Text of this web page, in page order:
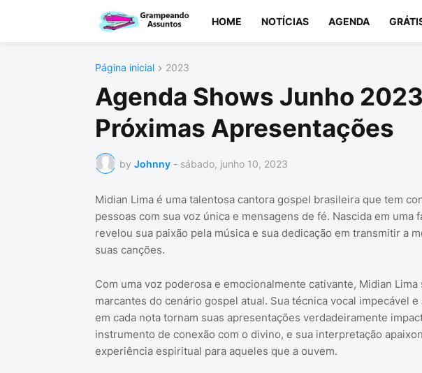
HOME NOTÍCIAS AGENDA
Página inicial 2023
Agenda Shows Junho
Próximas Apresentações
by Johnny - sábado, junho 10, 2023
Midian Lima é uma talentosa cantora gospel brasileira que tem
pessoas com sua voz única e mensagens de fé. Nascida em uma
revelou sua paixão pela música e sua dedicação em transmitir a
suas canções.
Com uma voz poderosa e emocionalmente cativante, Midian
marcantes do cenário gospel atual. Sua técnica vocal impecável
em cada nota tornam suas apresentações verdadeiramente
instrumento de conexão com o divino, e sua interpretação
experiência espiritual para aqueles que a ouvem.